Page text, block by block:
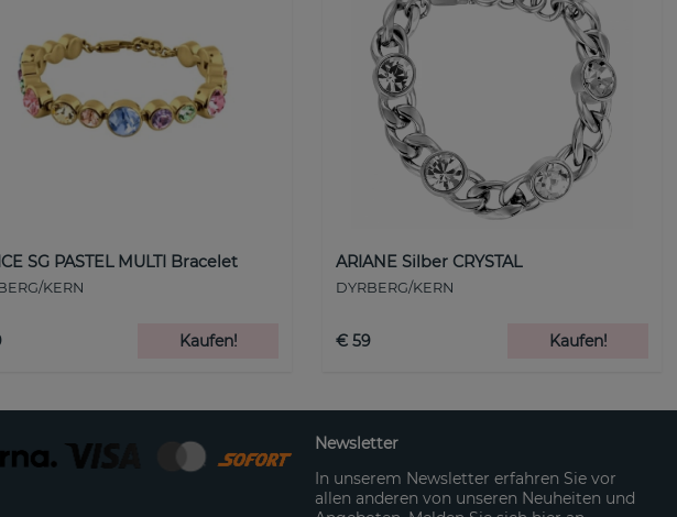
SG PASTEL MULTI Bracelet
KERN
Kaufen!
ARIANE Silber CRYSTAL
DYRBERG/KERN
€ 59 Kaufen!
Newsletter
In unserem Newsletter erfahren Sie vor
allen anderen von unseren Neuheiten und